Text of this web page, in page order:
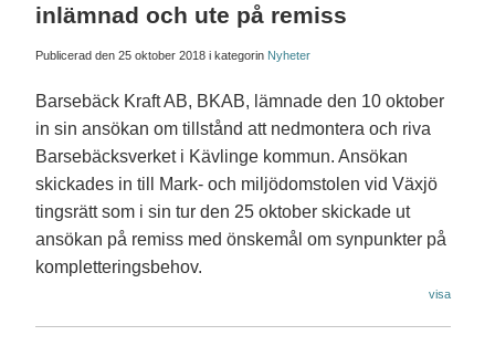
inlämnad och ute på remiss
Publicerad den 25 oktober 2018 i kategorin Nyheter
Barsebäck Kraft AB, BKAB, lämnade den 10 oktober
in sin ansökan om tillstånd att nedmontera och riva
Barsebäcksverket i Kävlinge kommun. Ansökan
skickades in till Mark- och miljödomstolen vid Växjö
tingsrätt som i sin tur den 25 oktober skickade ut
ansökan på remiss med önskemål om synpunkter på
kompletteringsbehov.
visa